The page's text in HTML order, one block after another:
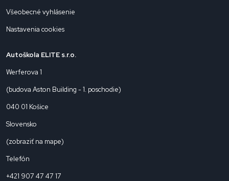
Všeobecné vyhlásenie
Nastavenia cookies
Autoškola ELITE s.r.o.
Werferova 1
(budova Aston Building - 1. poschodie)
040 01 Košice
Slovensko
(zobraziť na mape)
Telefón
+421 907 47 47 17